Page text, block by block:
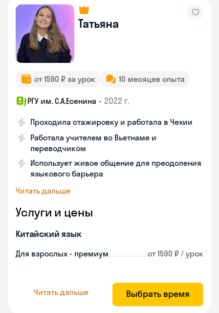
Татьяна
от 1590 ₽ за урок 10 месяцев опыта
РГУ им. С.А.Есенина • 2022 г.
Проходила стажировку и работала в Чехии
Работала учителем во Вьетнаме и
переводчиком
Использует живое общение для преодоления
языкового барьера
Читать дальше
Услуги и цены
Китайский язык
Для взрослых - премиум от 1590 ₽ / урок
Читать дальше Выбрать время